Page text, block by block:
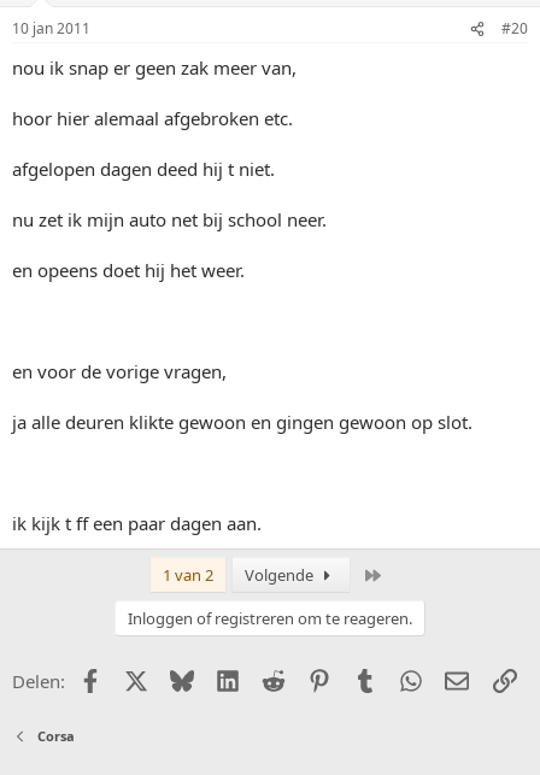
10 jan 2011 #20
nou ik snap er geen zak meer van,
hoor hier alemaal afgebroken etc.
afgelopen dagen deed hij t niet.
nu zet ik mijn auto net bij school neer.
en opeens doet hij het weer.
en voor de vorige vragen,
ja alle deuren klikte gewoon en gingen gewoon op slot.
ik kijk t ff een paar dagen aan.
1 van 2 Volgende
Inloggen of registreren om te reageren.
Delen: FacebookX (Twitter)
BlueskyLinkedIn
Reddit PinterestTumblr WhatsApp
E-mail
Corsa